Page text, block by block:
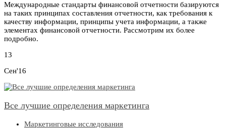
Международные стандарты финансовой отчетности базируются
на таких принципах составления отчетности, как требования к
качеству информации, принципы учета информации, а также
элементах финансовой отчетности. Рассмотрим их более
подробно.
13
Сен'16
Все лучшие определения маркетинга
Маркетинговые исследования